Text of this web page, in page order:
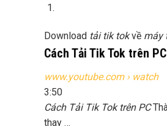
Download tải tik tokvề máy
Cách Tải Tik Tok trên
www.youtube.com› watch
3:50
Cách Tải Tik Tok trên PC
thay …